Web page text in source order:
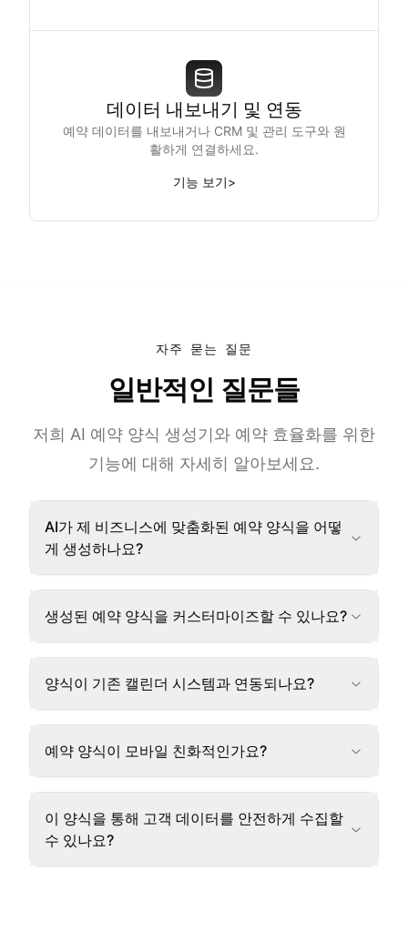
데이터 내보내기 및 연동
예약 데이터를 내보내거나 CRM 및 관리 도구와 원
활하게 연결하세요.
기능 보기>
자주 묻는 질문
일반적인 질문들
저희 AI 예약 양식 생성기와 예약 효율화를 위한
기능에 대해 자세히 알아보세요.
AI가 제 비즈니스에 맞춤화된 예약 양식을 어떻
게 생성하나요?
생성된 예약 양식을 커스터마이즈할 수 있나요?
양식이 기존 캘린더 시스템과 연동되나요?
예약 양식이 모바일 친화적인가요?
이 양식을 통해 고객 데이터를 안전하게 수집할
수 있나요?